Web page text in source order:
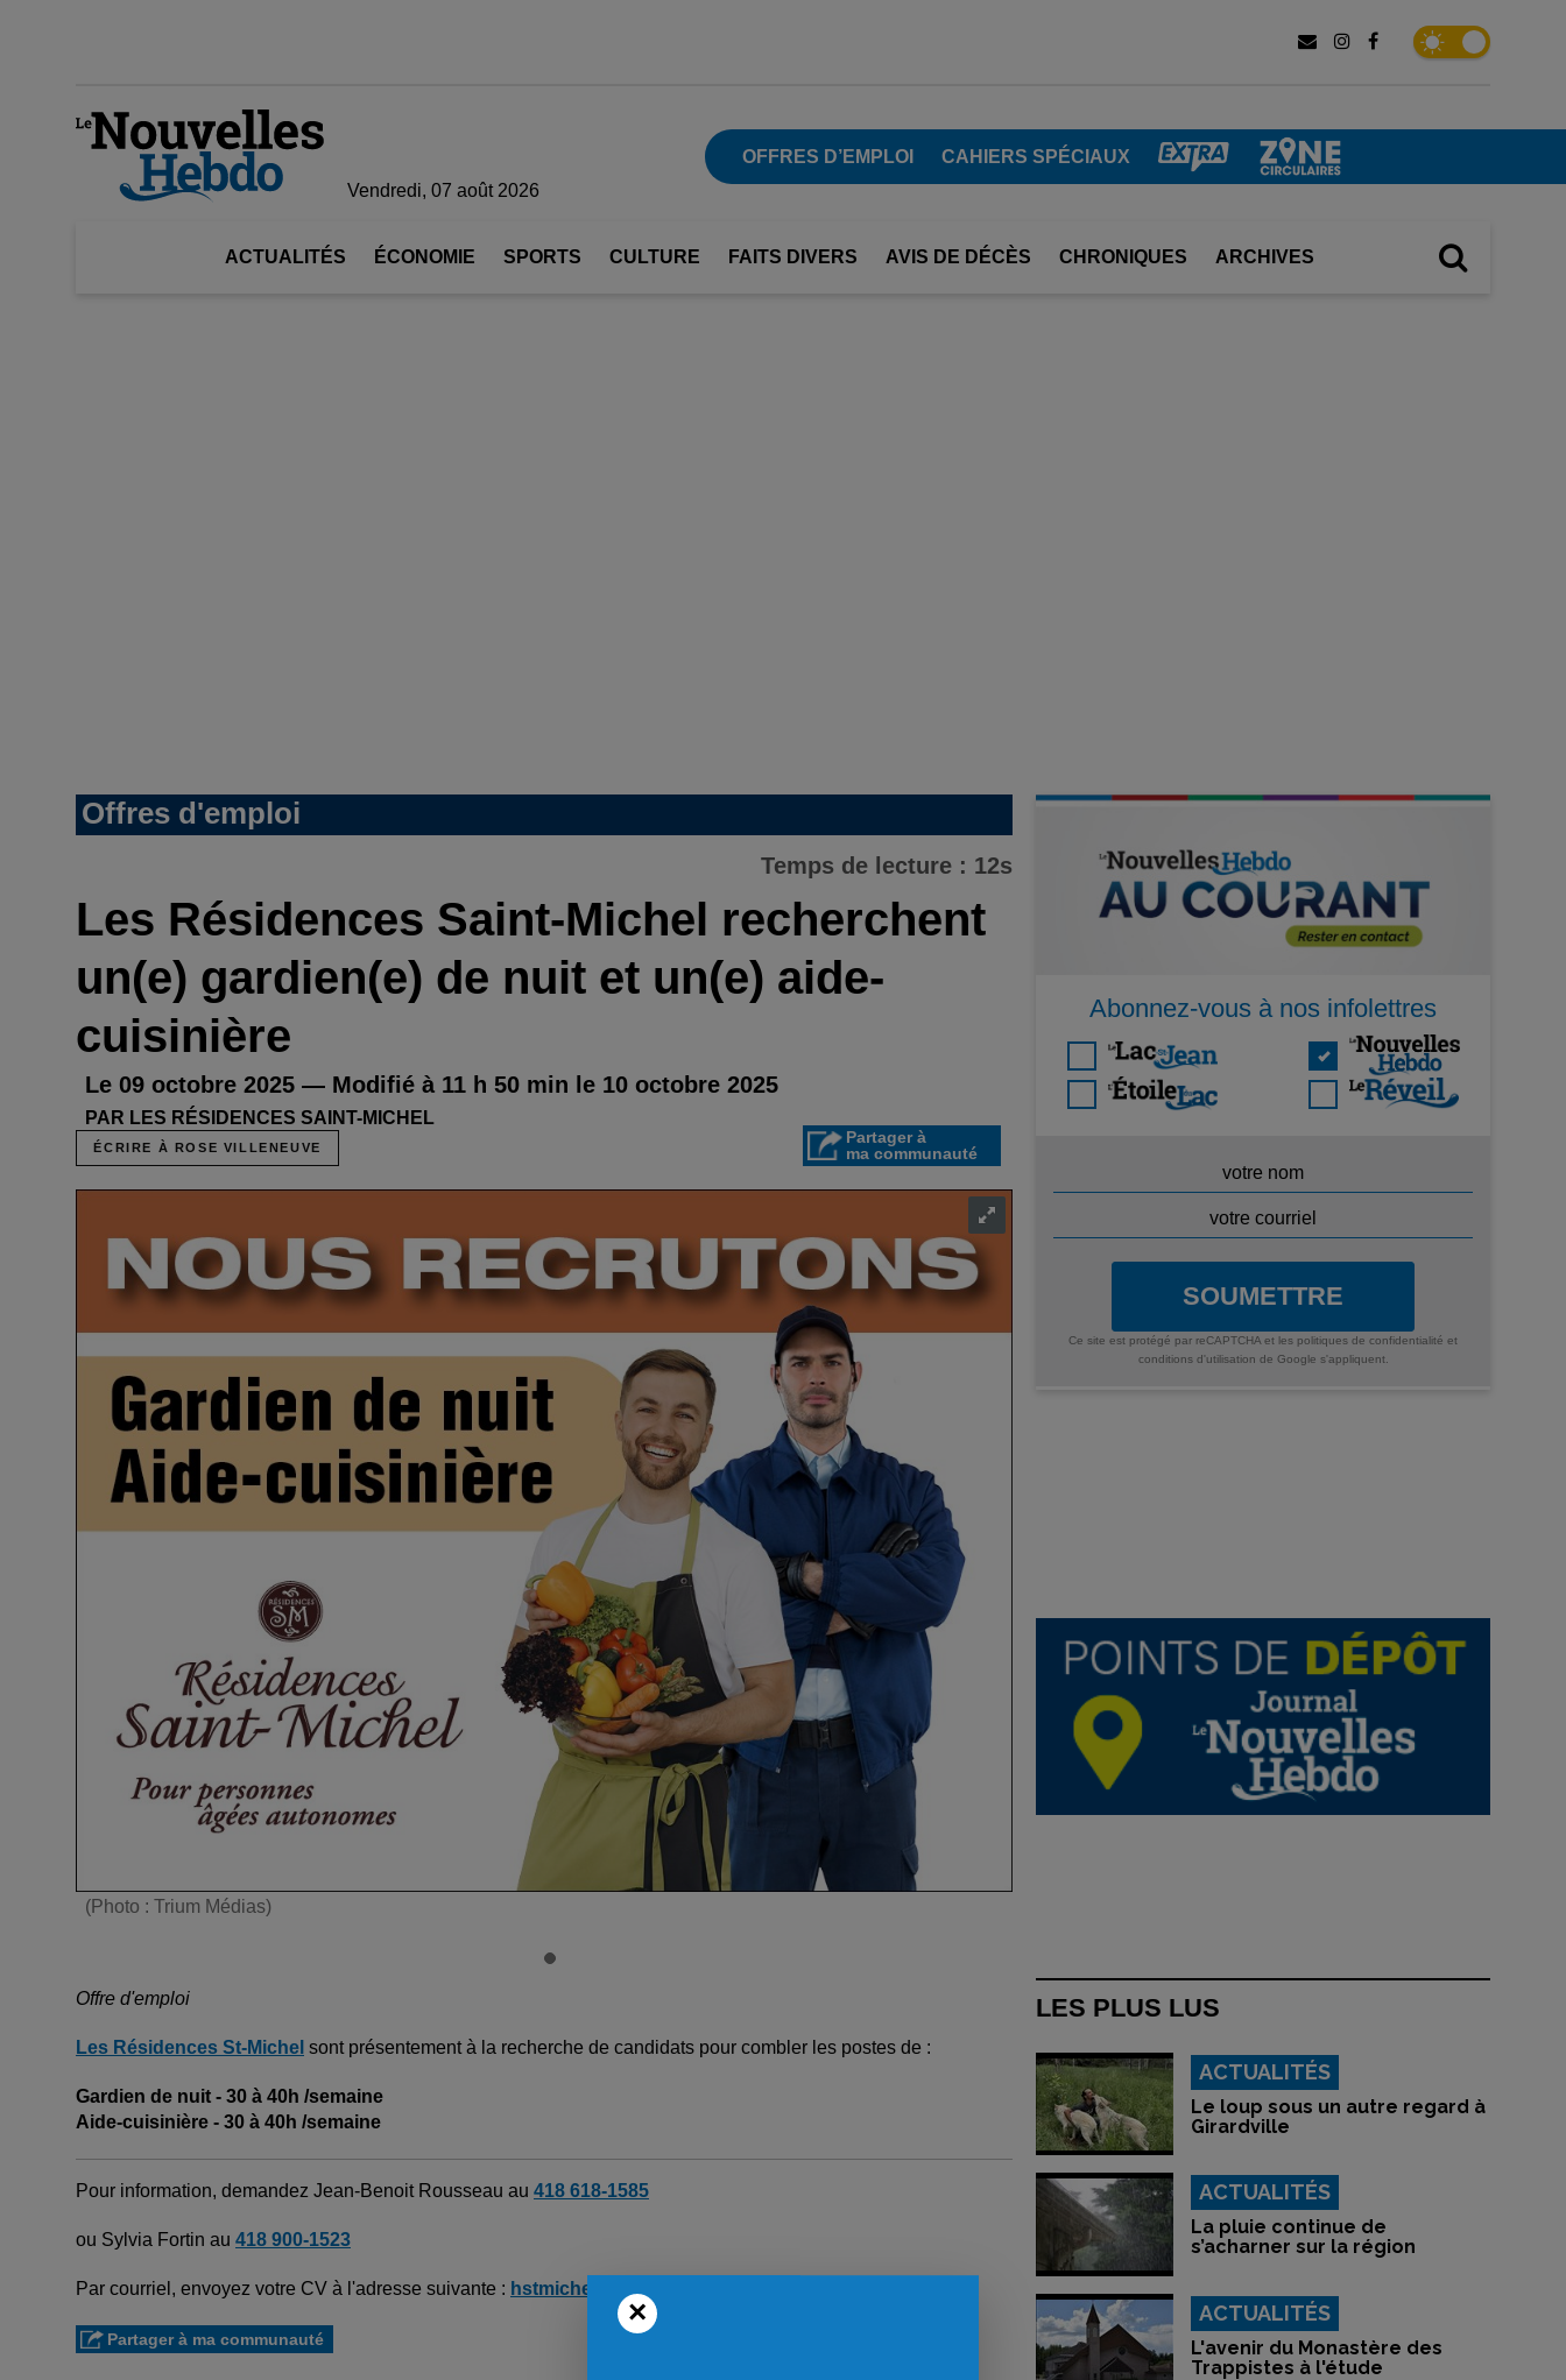
Vendredi, 07 août 2026
OFFRES D’EMPLOI CAHIERS SPÉCIAUX
ACTUALITÉS ÉCONOMIE SPORTS CULTURE FAITS DIVERS AVIS DE DÉCÈS CHRONIQUES ARCHIVES
Offres d'emploi
Temps de lecture : 12s
Les Résidences Saint-Michel recherchent
un(e) gardien(e) de nuit et un(e) aide-
cuisinière
Le 09 octobre 2025 — Modifié à 11 h 50 min le 10 octobre 2025
PAR LES RÉSIDENCES SAINT-MICHEL
ÉCRIRE À ROSE VILLENEUVE
Partager à
ma communauté
(Photo : Trium Médias)
Offre d'emploi
Les Résidences St-Michel sont présentement à la recherche de candidats pour combler les postes de :
Gardien de nuit - 30 à 40h /semaine
Aide-cuisinière - 30 à 40h /semaine
Pour information, demandez Jean-Benoit Rousseau au 418 618-1585
ou Sylvia Fortin au 418 900-1523
Par courriel, envoyez votre CV à l'adresse suivante : hstmichel@videotron.ca
Partager à ma communauté
Abonnez-vous à nos infolettres
SOUMETTRE
Ce site est protégé par reCAPTCHA et les politiques de confidentialité et
conditions d'utilisation de Google s'appliquent.
LES PLUS LUS
ACTUALITÉS
Le loup sous un autre regard à
Girardville
ACTUALITÉS
La pluie continue de
s’acharner sur la région
ACTUALITÉS
L'avenir du Monastère des
Trappistes à l'étude
×